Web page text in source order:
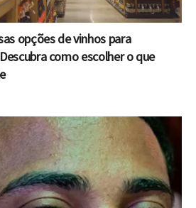
opções de vinhos para
como escolher o que